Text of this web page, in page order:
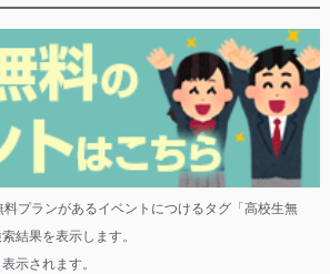
プランがあるイベントにつけるタグ「高校生無
結果を表示します。
示されます。